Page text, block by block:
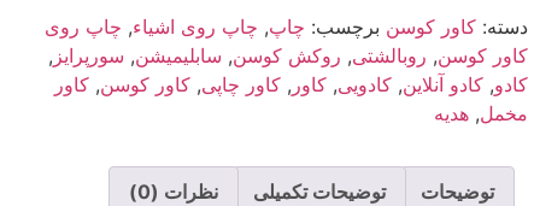
دسته: کاور کوسن برچسب: چاپ, چاپ روی اشیاء, چاپ روی
کاور کوسن, روبالشتی, روکش کوسن, سابلیمیشن, سورپرایز ,
کادو, کادو آنلاین, کادویی, کاور , کاور چاپی, کاور کوسن, کاور
مخمل, هدیه
توضیحات توضیحات تکمیلی نظرات (0)